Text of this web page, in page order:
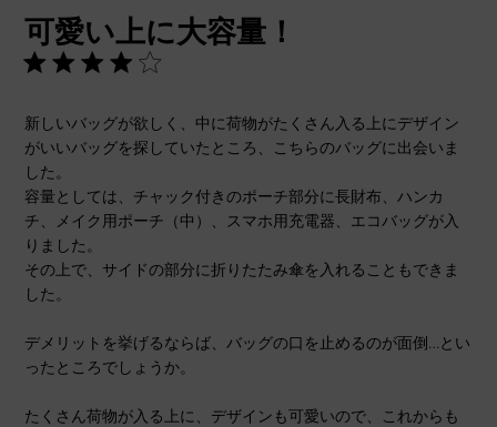
可愛い上に大容量！
新しいバッグが欲しく、中に荷物がたくさん入る上にデザイン
がいいバッグを探していたところ、こちらのバッグに出会いま
した。
容量としては、チャック付きのポーチ部分に長財布、ハンカ
チ、メイク用ポーチ（中）、スマホ用充電器、エコバッグが入
りました。
その上で、サイドの部分に折りたたみ傘を入れることもできま
した。
デメリットを挙げるならば、バッグの口を止めるのが面倒…とい
ったところでしょうか。
たくさん荷物が入る上に、デザインも可愛いので、これからも